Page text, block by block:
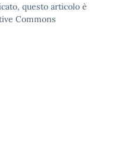
questo articolo è
Commons